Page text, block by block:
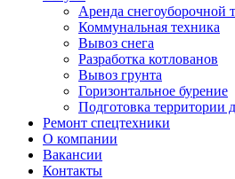
Аренда снегоуборочной
Коммунальная техника
Вывоз снега
Разработка котлованов
Вывоз грунта
Горизонтальное бурение
Подготовка территории
Ремонт спецтехники
О компании
Вакансии
Контакты